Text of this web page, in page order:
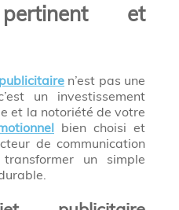
et
n’est pas une
un investissement
et la notoriété de votre
bien choisi et
de communication
un simple